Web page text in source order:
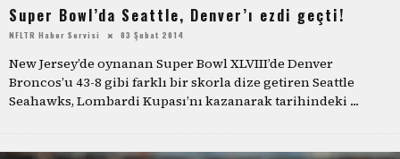
Super Bowl’da Seattle, Denver’ı ezdi geçti!
NFLTR Haber Servisi 03 Şubat 2014
New Jersey’de oynanan Super Bowl XLVIII’de Denver
Broncos’u 43-8 gibi farklı bir skorla dize getiren Seattle
Seahawks, Lombardi Kupası’nı kazanarak tarihindeki ...